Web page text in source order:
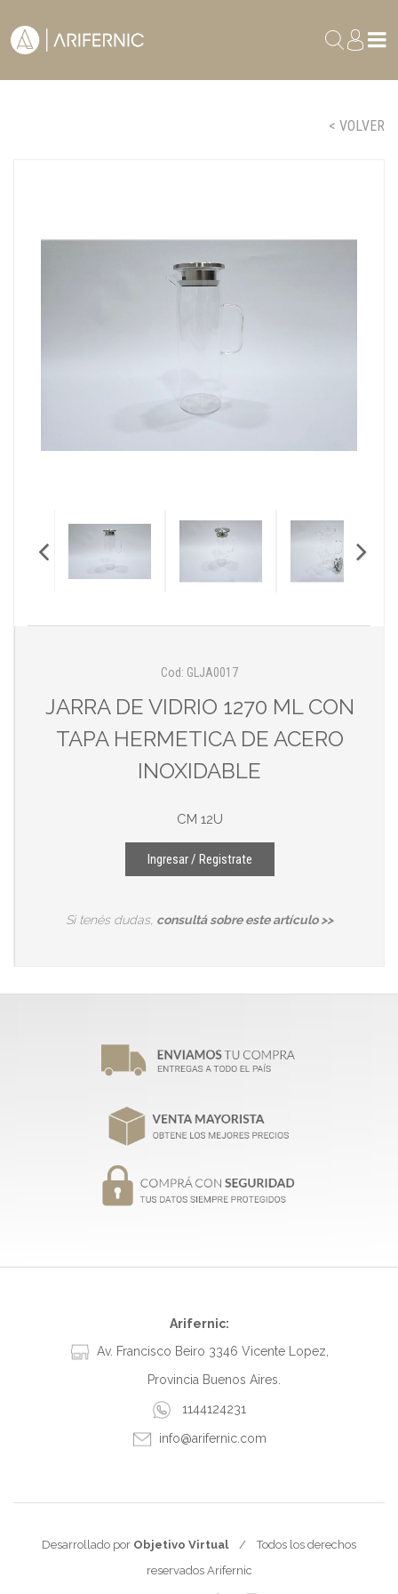
< VOLVER
Cod: GLJA0017
JARRA DE VIDRIO 1270 ML CON
TAPA HERMETICA DE ACERO
INOXIDABLE
CM 12U
Ingresar / Registrate
Si tenés dudas, consultá sobre este artículo >>
Arifernic:
Av. Francisco Beiro 3346 Vicente Lopez,
Provincia Buenos Aires.
1144124231
info@arifernic.com
Desarrollado por Objetivo Virtual/ Todos los derechos
reservados Arifernic